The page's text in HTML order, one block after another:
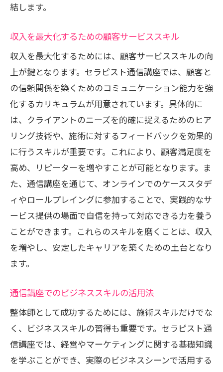
結します。
収入を最大化するための顧客サービススキル
収入を最大化するためには、顧客サービススキルの向
上が鍵となります。セラピスト通信講座では、顧客と
の信頼関係を築くためのコミュニケーション能力を強
化するカリキュラムが用意されています。具体的に
は、クライアントのニーズを的確に捉えるためのヒア
リング技術や、施術に対するフィードバックを効果的
に行うスキルが重要です。これにより、顧客満足度を
高め、リピーターを増やすことが可能となります。ま
た、通信講座を通じて、オンラインでのケーススタデ
ィやロールプレイングに参加することで、実践的なサ
ービス提供の場面で自信を持って対応できる力を養う
ことができます。これらのスキルを磨くことは、収入
を増やし、安定したキャリアを築くための土台となり
ます。
通信講座でのビジネススキルの活用法
整体師として成功するためには、施術スキルだけでな
く、ビジネススキルの習得も重要です。セラピスト通
信講座では、経営やマーケティングに関する基礎知識
を学ぶことができ、実際のビジネスシーンで活用する